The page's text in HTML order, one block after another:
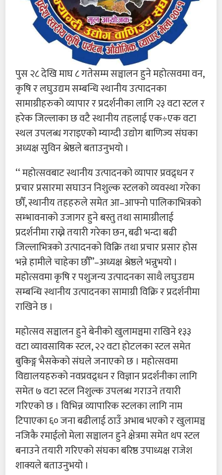
पुस २८ देखि माघ ८ गतेसम्म सञ्चालन हुने महोत्सवमा वन,
कृषि र लघुउद्यम सम्बन्धि स्थानीय उत्पादनका
सामाग्रीहरुको व्यापार र प्रदर्शनीका लागि २३ वटा स्टल र
हरेक जिल्लाका छ वटै स्थानीय तहलाई एक÷एक वटा
स्थल उपलब्ध गराइएको म्याग्दी उद्योग बाणिज्य संघका
अध्यक्ष सुुविन श्रेष्ठले बताउनुभयो ।
‘‘ महोत्सवबाट स्थानीय उत्पादनको व्यापार प्रवद्र्धन र
प्रचार प्रसारमा सघाउन निशुल्क स्टलको व्यवस्था गरेका
छौँ, स्थानीय तहहरुले समेत आ–आफ्नो पालिकाभित्रको
सम्भावनाको उजागर हुने बस्तु तथा सामाग्रीलाई
प्रदर्शनीमा राख्ने तयारी गरेका छन, बढी भन्दा बढी
जिल्लाभित्रको उत्पादनको विक्रि तथा प्रचार प्रसार होस
भन्ने हामीले चाहेका छौँ’’–अध्यक्ष श्रेष्ठले भन्नुभयो ।
महोत्सवमा कृषि र पशुजन्य उत्पादनका साथै लघुउद्यम
सम्बन्धि स्थानीय उत्पादनका सामाग्री विक्रि र प्रदर्शनीमा
राखिने छ ।
महोत्सव सञ्चालन हुने बेनीको खुलामञ्चमा राखिने १३३
वटा व्यावसायिक स्टल, २२ वटा होटलका स्टल समेत
बुकिङ्ग भैसकेको संघले जनाएको छ । महोत्सवमा
विद्यालयहरुको नवप्रवद्र्धन र विज्ञान प्रदर्शनीका लागि
समेत ७ वटा स्टल निशुल्क उपलब्ध गराउने तयारी
गरिएको छ । विभिन्न व्यापारिक स्टलका लागि नाम
टिपाएका ६० जना बढीलाई ठाउँ अभाब भएको र खुलामञ्च
नजिकै रमाईलो मेला सञ्चालन हुने क्षेत्रमा समेत थप स्टल
बनाउने तयारी गरिएको संघका बरिष्ठ उपाध्यक्ष राजेश
शाक्यले बताउनुभयो ।